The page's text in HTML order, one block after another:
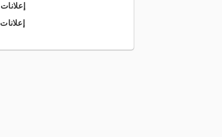
+49 731 9... إعلانات
+49 731 7... إعلانات